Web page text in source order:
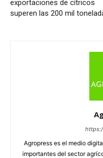
exportaciones de cítricos
superen las 200 mil
Agropress es el medio
importantes del sector